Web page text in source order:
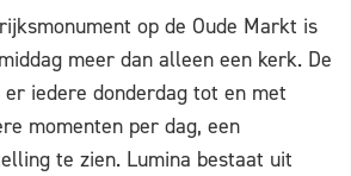
op de Oude Markt is
meer dan alleen een kerk. De
er iedere donderdag tot en met
momenten per dag, een
te zien. Lumina bestaat uit